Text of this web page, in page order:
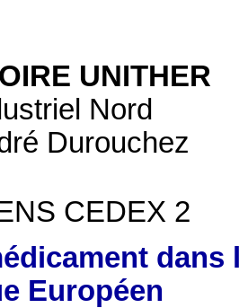
UNITHER
Nord
Durouchez
CEDEX 2
Européen